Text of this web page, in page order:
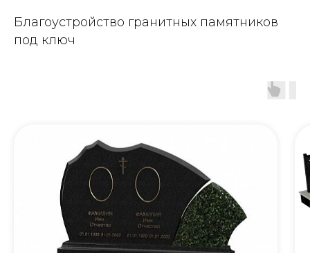
Благоустройство гранитных памятников
под ключ